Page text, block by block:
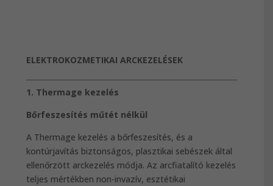
ELEKTROKOZMETIKAI ARCKEZELÉSEK
1. Thermage kezelés
Bőrfeszesítés műtét nélkül
A Thermage kezelés a bőrfeszesítés, és a
kontúrjavítás biztonságos, plasztikai sebészek által
ellenőrzött arckezelés módja. Az arcfiatalító kezelés
teljes mértékben non-invazív, esztétikai